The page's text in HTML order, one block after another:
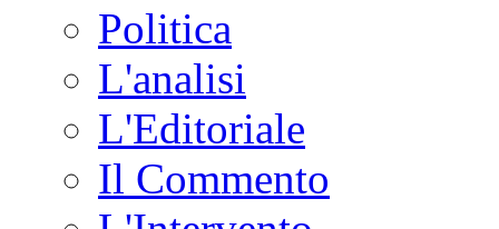
Politica
L'analisi
L'Editoriale
Il Commento